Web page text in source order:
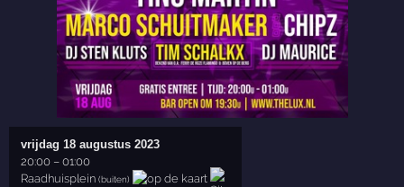
vrijdag 18 augustus 2023
20:00 –01:00
Raadhuisplein (buiten)